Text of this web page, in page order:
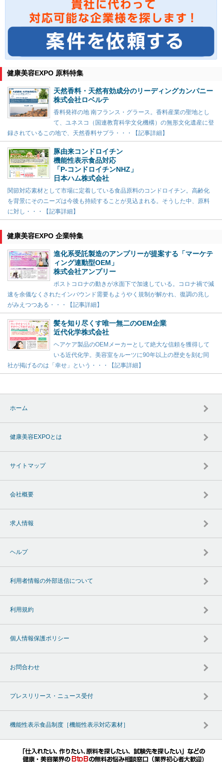
健康美容EXPO 原料特集
天然香料・天然有効成分のリーディングカンパニー
株式会社ロベルテ
香料発祥の地 南フランス・グラース。香料産業の聖地とし
て、ユネスコ（国連教育科学文化機構）の無形文化遺産に登
録されているこの地で、天然香料サプラ・・・【記事詳細】
豚由来コンドロイチン
機能性表示食品対応
「P-コンドロイチンNHZ」
日本ハム株式会社
関節対応素材として市場に定着している食品原料のコンドロイチン。高齢化
を背景にそのニーズは今後も持続することが見込まれる。そうした中、原料
に対し・・・【記事詳細】
健康美容EXPO 企業特集
進化系受託製造のアンプリーが提案する「マーケテ
ィング連動型OEM」
株式会社アンプリー
ポストコロナの動きが水面下で加速している。コロナ禍で減
速を余儀なくされたインバウンド需要もようやく規制が解かれ、復調の兆し
がみえつつある・・・【記事詳細】
髪を知り尽くす唯一無二のOEM企業
近代化学株式会社
ヘアケア製品のOEMメーカーとして絶大な信頼を獲得して
いる近代化学。美容室をルーツに90年以上の歴史を刻む同
社が掲げるのは「幸せ」という・・・【記事詳細】
ホーム
健康美容EXPOとは
サイトマップ
会社概要
求人情報
ヘルプ
利用者情報の外部送信について
利用規約
個人情報保護ポリシー
お問合わせ
プレスリリース・ニュース受付
機能性表示食品制度［機能性表示対応素材］